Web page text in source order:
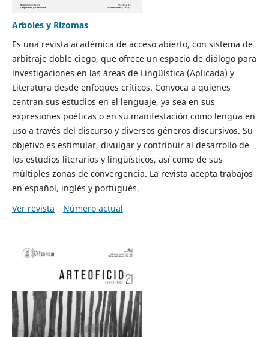
Arboles y Rizomas
Es una revista académica de acceso abierto, con sistema de
arbitraje doble ciego, que ofrece un espacio de diálogo para
investigaciones en las áreas de Lingüística (Aplicada) y
Literatura desde enfoques críticos. Convoca a quienes
centran sus estudios en el lenguaje, ya sea en sus
expresiones poéticas o en su manifestación como lengua en
uso a través del discurso y diversos géneros discursivos. Su
objetivo es estimular, divulgar y contribuir al desarrollo de
los estudios literarios y lingüísticos, así como de sus
múltiples zonas de convergencia. La revista acepta trabajos
en español, inglés y portugués.
Ver revista
Número actual